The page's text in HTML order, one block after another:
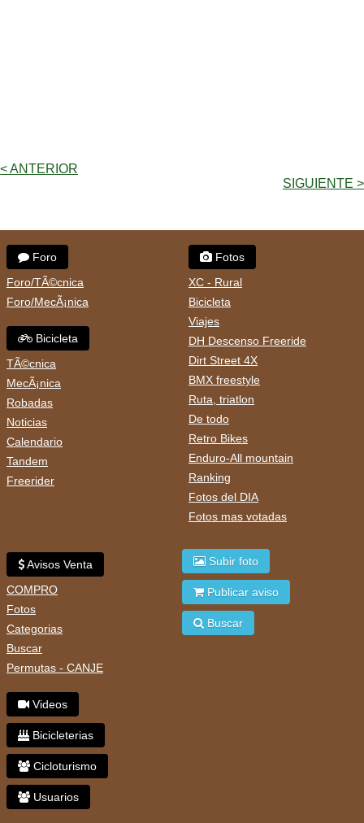
< ANTERIOR
SIGUIENTE >
Foro
Foro/TÃ©cnica
Foro/MecÃ¡nica
Bicicleta
TÃ©cnica
MecÃ¡nica
Robadas
Noticias
Calendario
Tandem
Freerider
Fotos
XC - Rural
Bicicleta
Viajes
DH Descenso Freeride
Dirt Street 4X
BMX freestyle
Ruta, triatlon
De todo
Retro Bikes
Enduro-All mountain
Ranking
Fotos del DIA
Fotos mas votadas
Avisos Venta
COMPRO
Fotos
Categorias
Buscar
Permutas - CANJE
Videos
Bicicleterias
Cicloturismo
Usuarios
Subir foto
Publicar aviso
Buscar